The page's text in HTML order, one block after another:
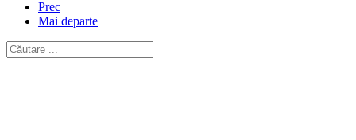
Prec
Mai departe